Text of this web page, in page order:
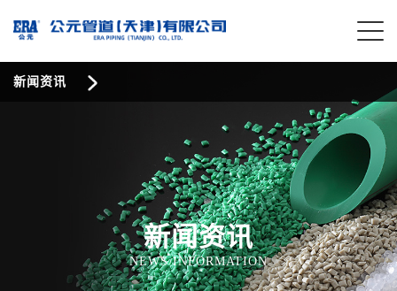
新闻资讯
新闻资讯
NEWS INFORMATION